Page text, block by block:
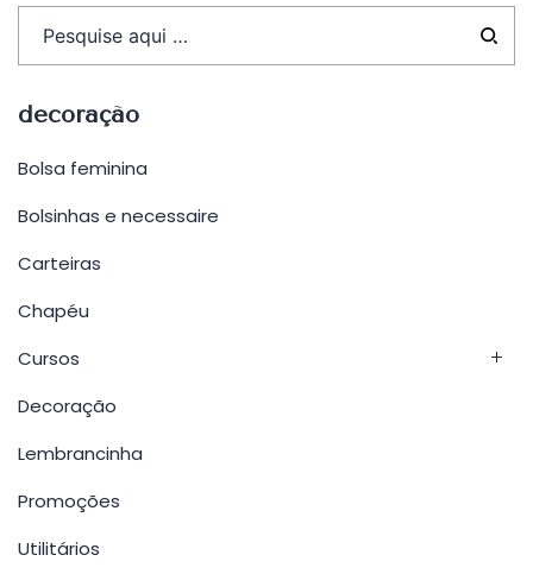
decoração
Bolsa feminina
Bolsinhas e necessaire
Carteiras
Chapéu
Cursos
Decoração
Lembrancinha
Promoções
Utilitários